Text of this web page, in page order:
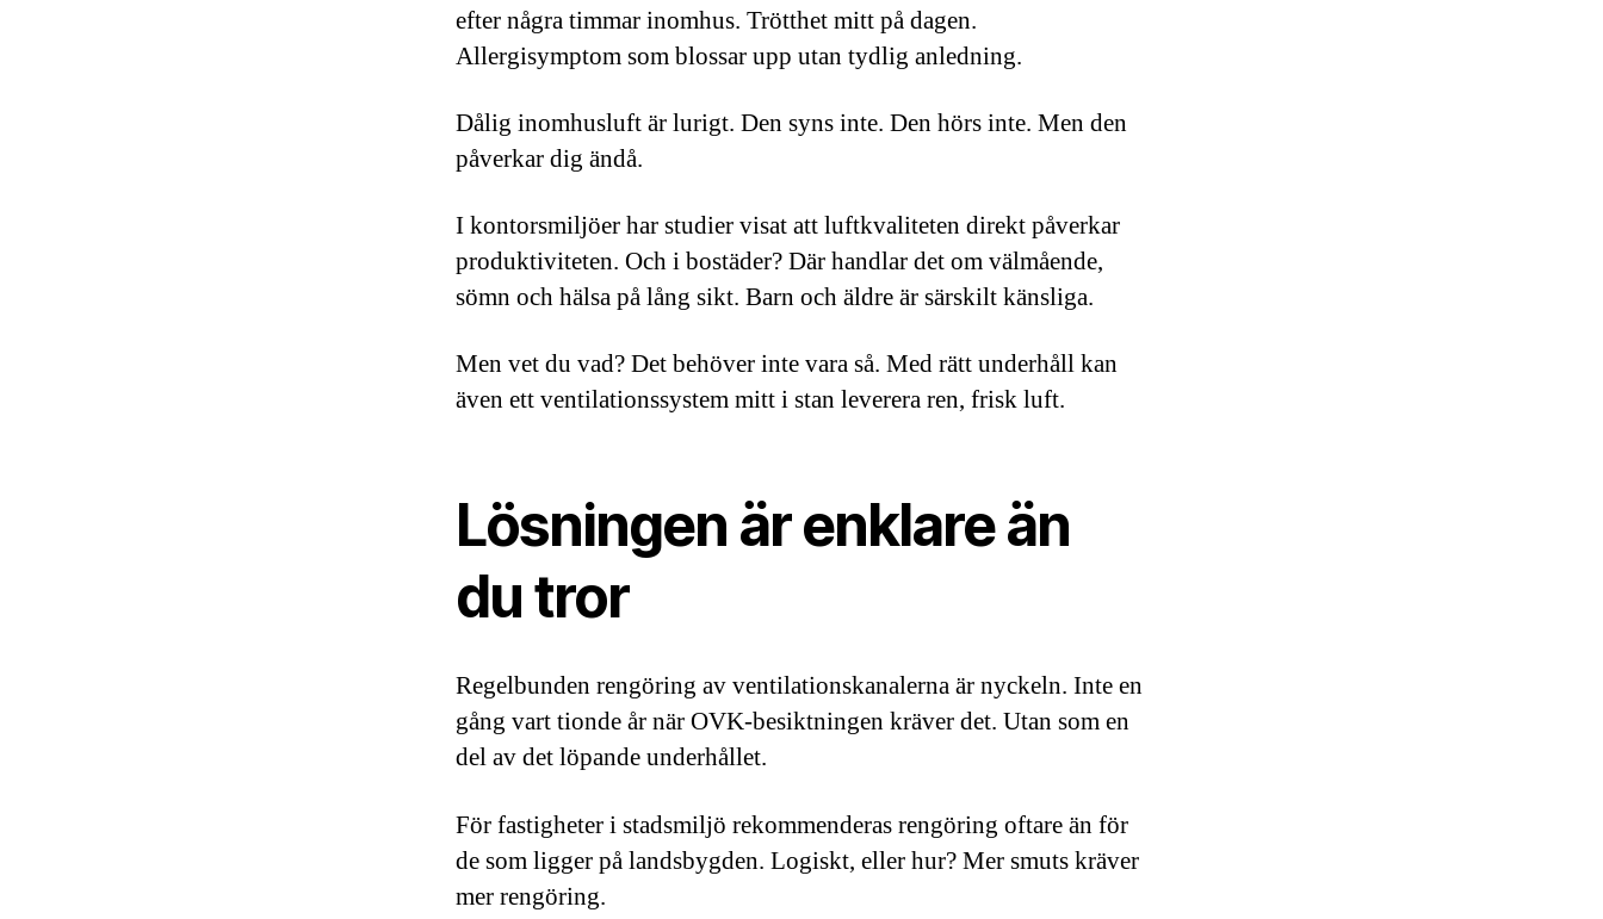
efter några timmar inomhus. Trötthet mitt på dagen.
Allergisymptom som blossar upp utan tydlig anledning.
Dålig inomhusluft är lurigt. Den syns inte. Den hörs inte. Men den
påverkar dig ändå.
I kontorsmiljöer har studier visat att luftkvaliteten direkt påverkar
produktiviteten. Och i bostäder? Där handlar det om välmående,
sömn och hälsa på lång sikt. Barn och äldre är särskilt känsliga.
Men vet du vad? Det behöver inte vara så. Med rätt underhåll kan
även ett ventilationssystem mitt i stan leverera ren, frisk luft.
Lösningen är enklare än
du tror
Regelbunden rengöring av ventilationskanalerna är nyckeln. Inte en
gång vart tionde år när OVK-besiktningen kräver det. Utan som en
del av det löpande underhållet.
För fastigheter i stadsmiljö rekommenderas rengöring oftare än för
de som ligger på landsbygden. Logiskt, eller hur? Mer smuts kräver
mer rengöring.